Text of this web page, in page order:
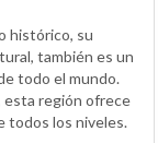
histórico, su
también es un
todo el mundo.
esta región ofrece
todos los niveles.